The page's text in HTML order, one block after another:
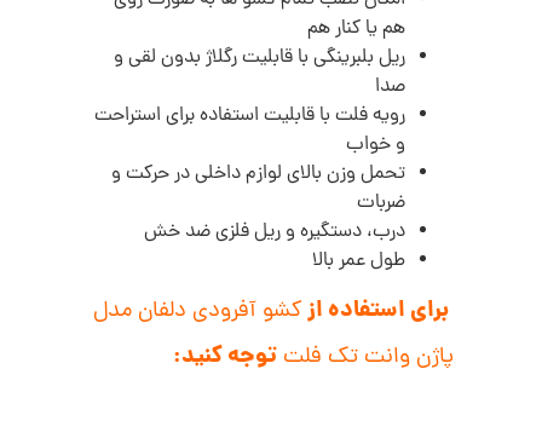
هم یا کنار هم
ریل بلبرینگی با قابلیت رگلاژ بدون لقی و
صدا
رویه فلت با قابلیت استفاده برای استراحت
و خواب
تحمل وزن بالای لوازم داخلی در حرکت و
ضربات
درب، دستگیره و ریل فلزی ضد خش
طول عمر بالا
برای استفاده ازکشو آفرودی دلفان مدل
پاژن وانت تک فلت توجه کنید: